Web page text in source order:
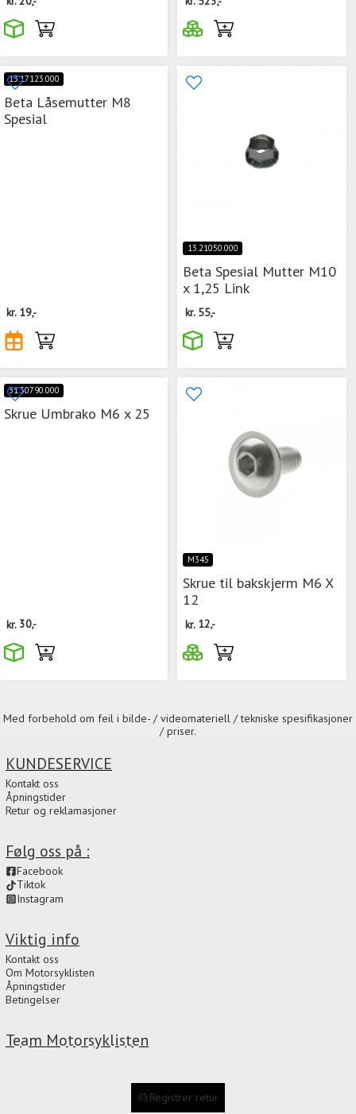
13.17123.000
Beta Låsemutter M8
Spesial
kr. 19,-
13.21050.000
Beta Spesial Mutter M10
x 1,25 Link
kr. 55,-
31.30790.000
Skrue Umbrako M6 x 25
kr. 30,-
M345
Skrue til bakskjerm M6 X
12
kr. 12,-
Med forbehold om feil i bilde- / videomateriell / tekniske spesifikasjoner
/ priser.
Team Motorsyklisten
Viktig info
Kontakt oss
Om Motorsyklisten
Åpningstider
Betingelser
Følg oss på :
Facebook
Tiktok
Instagram
KUNDESERVICE
Kontakt oss
Åpningstider
Retur og reklamasjoner
Registrer retur